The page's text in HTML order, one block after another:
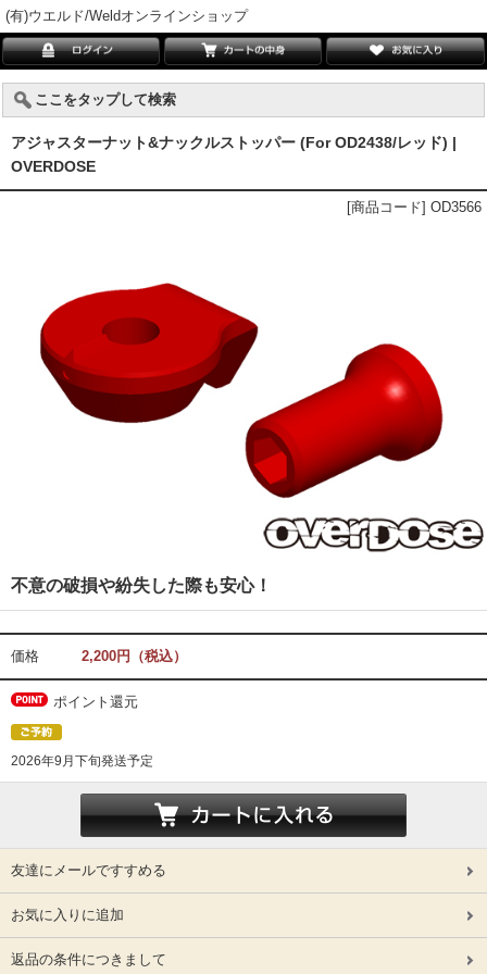
(有)ウエルド/Weldオンラインショップ
ここをタップして検索
アジャスターナット&ナックルストッパー (For OD2438/レッド) |
OVERDOSE
[商品コード] OD3566
不意の破損や紛失した際も安心！
価格 2,200円（税込）
ポイント還元
2026年9月下旬発送予定
友達にメールですすめる
お気に入りに追加
返品の条件につきまして